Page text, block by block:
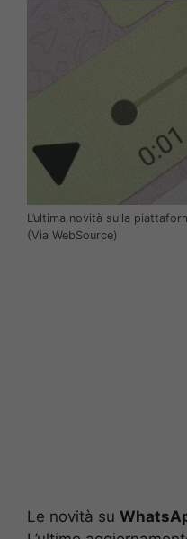
L’ultima novità sulla
(Via WebSource)
Le novità su